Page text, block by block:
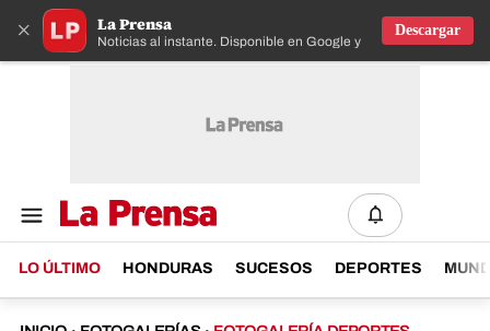
× La Prensa
Noticias al instante. Disponible en Google y IOS
Descargar
LO ÚLTIMO HONDURAS SUCESOS DEPORTES